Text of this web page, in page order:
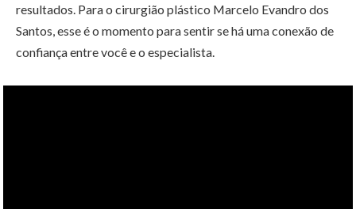
resultados. Para o cirurgião plástico Marcelo Evandro dos
Santos, esse é o momento para sentir se há uma conexão de
confiança entre você e o especialista.